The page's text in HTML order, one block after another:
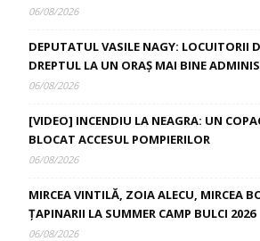
06/08/2026
DEPUTATUL VASILE NAGY: LOCUITORII
DREPTUL LA UN ORAȘ MAI BINE
06/08/2026
[VIDEO] INCENDIU LA NEAGRA: UN
BLOCAT ACCESUL POMPIERILOR
06/08/2026
MIRCEA VINTILĂ, ZOIA ALECU, MIRCEA
ȚAPINARII LA SUMMER CAMP BULCI 2026
06/08/2026